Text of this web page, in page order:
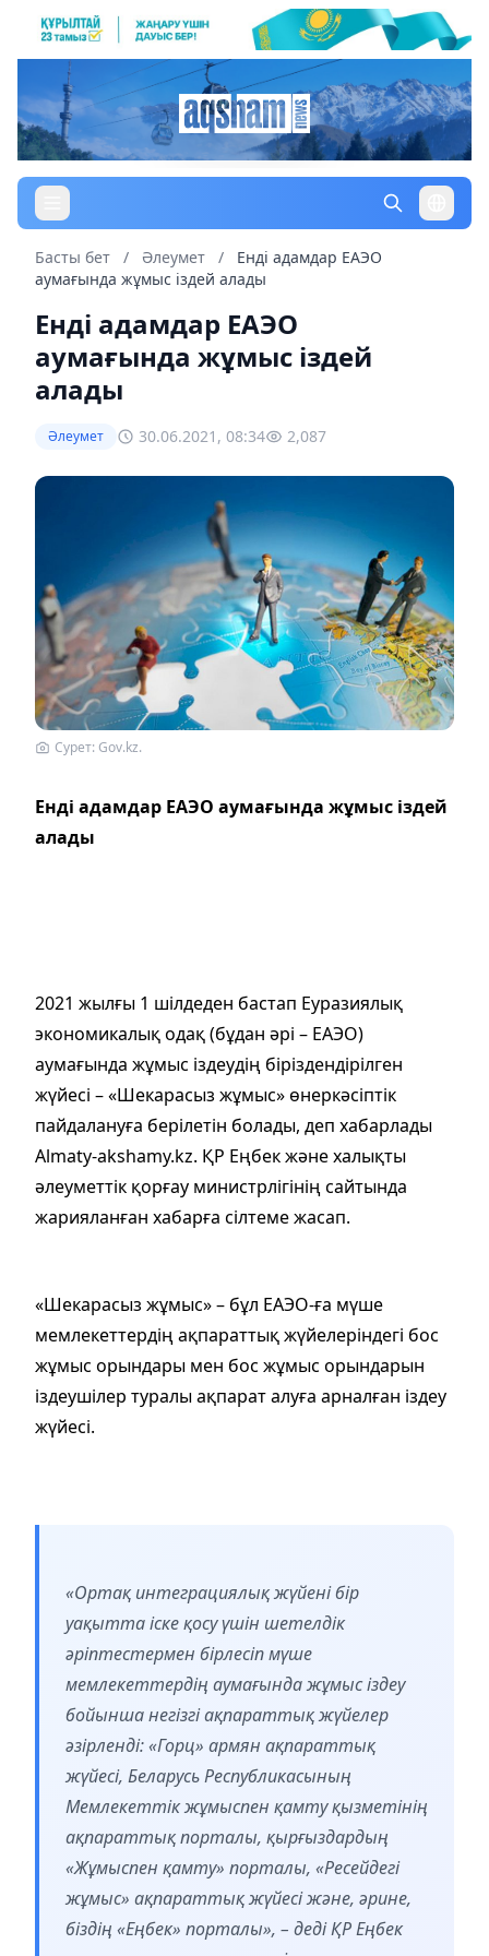
Басты бет / Әлеумет /
Енді адамдар ЕАЭО
аумағында жұмыс іздей алады
Енді адамдар ЕАЭО
аумағында жұмыс іздей
алады
Әлеумет 30.06.2021, 08:34 2,087
Сурет: Gov.kz.
Енді адамдар ЕАЭО аумағында жұмыс іздей
алады
2021 жылғы 1 шілдеден бастап Еуразиялық
экономикалық одақ (бұдан әрі – ЕАЭО)
аумағында жұмыс іздеудің біріздендірілген
жүйесі – «Шекарасыз жұмыс» өнеркәсіптік
пайдалануға берілетін болады, деп хабарлады
Almaty-akshamy.kz. ҚР Еңбек және халықты
әлеуметтік қорғау министрлігінің сайтында
жарияланған хабарға сілтеме жасап.
«Шекарасыз жұмыс» – бұл ЕАЭО-ға мүше
мемлекеттердің ақпараттық жүйелеріндегі бос
жұмыс орындары мен бос жұмыс орындарын
іздеушілер туралы ақпарат алуға арналған іздеу
жүйесі.
«Ортақ интеграциялық жүйені бір
уақытта іске қосу үшін шетелдік
әріптестермен бірлесіп мүше
мемлекеттердің аумағында жұмыс іздеу
бойынша негізгі ақпараттық жүйелер
әзірленді: «Горц» армян ақпараттық
жүйесі, Беларусь Республикасының
Мемлекеттік жұмыспен қамту қызметінің
ақпараттық порталы, қырғыздардың
«Жұмыспен қамту» порталы, «Ресейдегі
жұмыс» ақпараттық жүйесі және, әрине,
біздің «Еңбек» порталы», – деді ҚР Еңбек